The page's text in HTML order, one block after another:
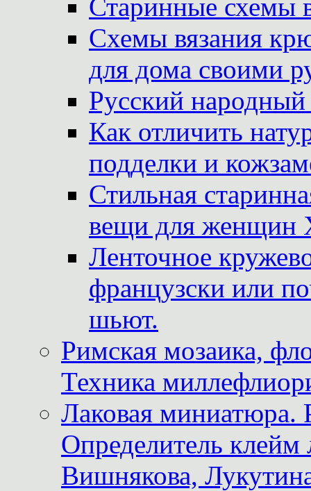
Старинные схемы
Схемы вязания
для дома своими
Русский
Как отличить
подделки и
Стильная
вещи для женщин
Ленточное
французски или
шьют.
Римская мозаика,
Техника
Лаковая миниатюра.
Определитель
Вишнякова,